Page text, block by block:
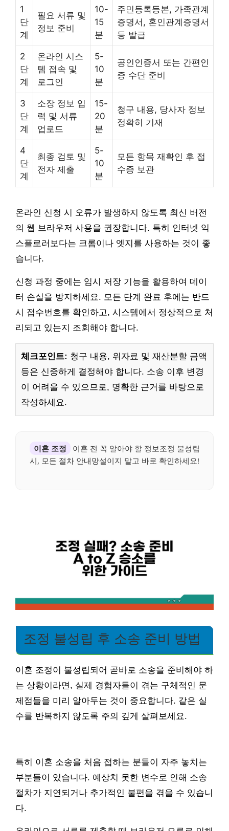
1
단
계
필요 서류 및
정보 준비
10-
15
분
주민등록등본, 가족관계
증명서, 혼인관계증명서
등 발급
2
단
계
온라인 시스
템 접속 및
로그인
5-
10
분
공인인증서 또는 간편인
증 수단 준비
3
단
계
소장 정보 입
력 및 서류
업로드
15-
20
분
청구 내용, 당사자 정보
정확히 기재
4
단
계
최종 검토 및
전자 제출
5-
10
분
모든 항목 재확인 후 접
수증 보관
온라인 신청 시 오류가 발생하지 않도록 최신 버전
의 웹 브라우저 사용을 권장합니다. 특히 인터넷 익
스플로러보다는 크롬이나 엣지를 사용하는 것이 좋
습니다.
신청 과정 중에는 임시 저장 기능을 활용하여 데이
터 손실을 방지하세요. 모든 단계 완료 후에는 반드
시 접수번호를 확인하고, 시스템에서 정상적으로 처
리되고 있는지 조회해야 합니다.
체크포인트: 청구 내용, 위자료 및 재산분할 금액
등은 신중하게 결정해야 합니다. 소송 이후 변경
이 어려울 수 있으므로, 명확한 근거를 바탕으로
작성하세요.
이혼 조정
이혼 전 꼭 알아야 할 정보조정 불성립
시, 모든 절차 안내망설이지 말고 바로 확인하세요!
조정 불성립 후 소송 준비 방법
이혼 조정이 불성립되어 곧바로 소송을 준비해야 하
는 상황이라면, 실제 경험자들이 겪는 구체적인 문
제점들을 미리 알아두는 것이 중요합니다. 같은 실
수를 반복하지 않도록 주의 깊게 살펴보세요.
특히 이혼 소송을 처음 접하는 분들이 자주 놓치는
부분들이 있습니다. 예상치 못한 변수로 인해 소송
절차가 지연되거나 추가적인 불편을 겪을 수 있습니
다.